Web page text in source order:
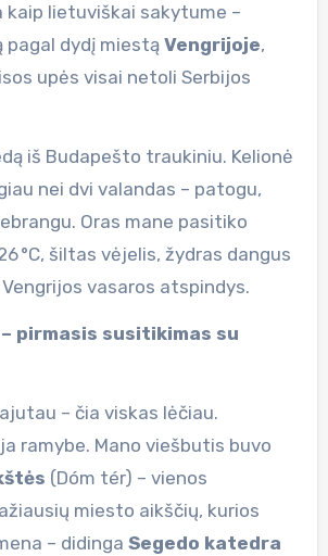
kaip lietuviškai sakytume –
pagal dydį miestą Vengrijoje,
upės visai netoli Serbijos
iš Budapešto traukiniu. Kelionė
nei dvi valandas – patogu,
Oras mane pasitiko
°C, šiltas vėjelis, žydras dangus
vasaros atspindys.
pirmasis susitikimas su
– čia viskas lėčiau.
ramybe. Mano viešbutis buvo
(Dóm tér) – vienos
miesto aikščių, kurios
– didinga Segedo katedra